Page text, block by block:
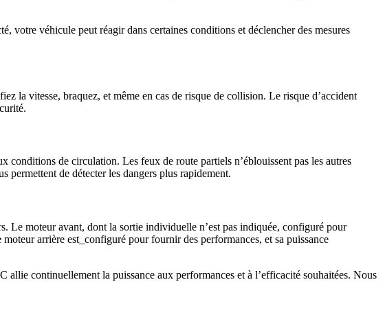
votre véhicule peut réagir dans certaines conditions et déclencher des mesures
la vitesse, braquez, et même en cas de risque de collision. Le risque d’accident
de circulation. Les feux de route partiels n’éblouissent pas les autres
permettent de détecter les dangers plus rapidement.
Le moteur avant, dont la sortie individuelle n’est pas indiquée, configuré pour
arrière est_configuré pour fournir des performances, et sa puissance
continuellement la puissance aux performances et à l’efficacité souhaitées. Nous